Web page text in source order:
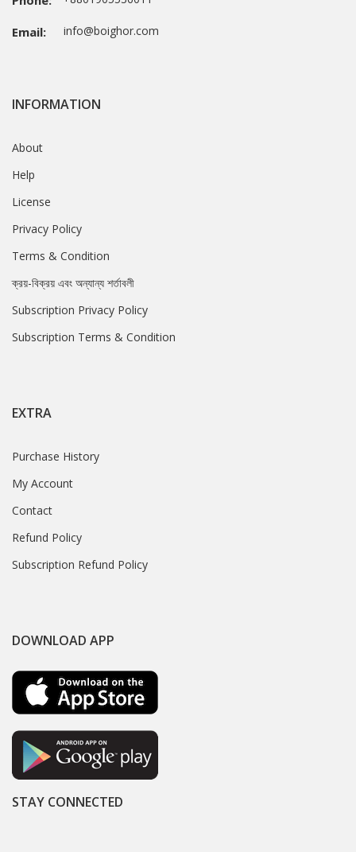
Email: info@boighor.com
INFORMATION
About
Help
License
Privacy Policy
Terms & Condition
ক্রয়-বিক্রয় এবং অন্যান্য শর্তাবলী
Subscription Privacy Policy
Subscription Terms & Condition
EXTRA
Purchase History
My Account
Contact
Refund Policy
Subscription Refund Policy
DOWNLOAD APP
STAY CONNECTED